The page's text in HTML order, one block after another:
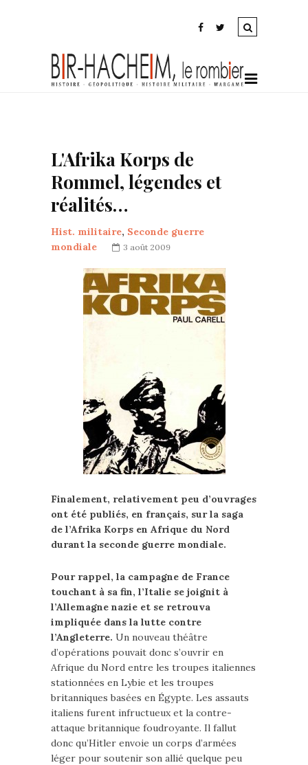
L'Afrika Korps de
Rommel, légendes et
réalités…
Hist. militaire, Seconde guerre
mondiale
3 août 2009
Finalement, relativement peu d’ouvrages
ont été publiés, en français, sur la saga
de l’Afrika Korps en Afrique du Nord
durant la seconde guerre mondiale.
Pour rappel, la campagne de France
touchant à sa fin, l’Italie se joignit à
l’Allemagne nazie et se retrouva
impliquée dans la lutte contre
l’Angleterre. Un nouveau théâtre
d’opérations pouvait donc s’ouvrir en
Afrique du Nord entre les troupes italiennes
stationnées en Lybie et les troupes
britanniques basées en Égypte. Les assauts
italiens furent infructueux et la contre-
attaque britannique foudroyante. Il fallut
donc qu’Hitler envoie un corps d’armées
léger pour soutenir son allié quelque peu